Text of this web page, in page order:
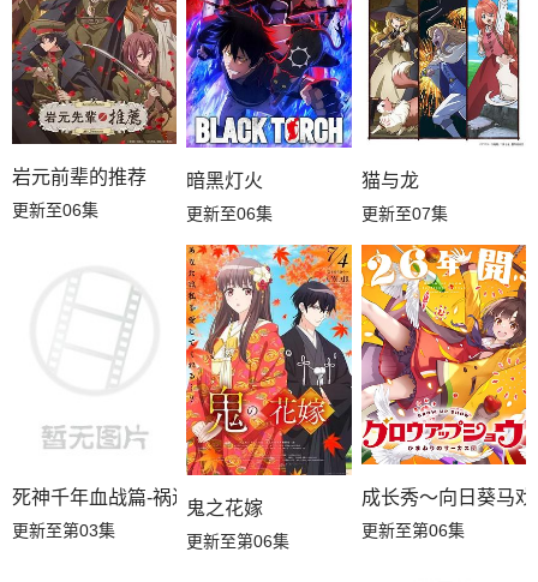
第01集
岩元前辈的推荐
更新至06集
暗黑灯火
更新至06集
猫与龙
更新至07集
死神千年血战篇-祸进谭-
更新至第03集
鬼之花嫁
更新至第06集
成长秀～向日葵马
更新至第06集